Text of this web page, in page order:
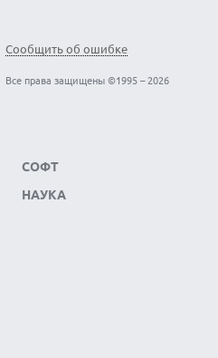
Сообщить об ошибке
Все права защищены ©1995 – 2026
СОФТ
НАУКА